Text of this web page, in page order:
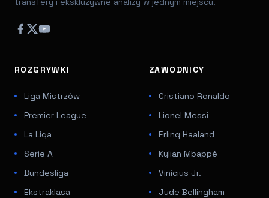
ROZGRYWKI
Liga Mistrzów
Premier League
La Liga
Serie A
Bundesliga
Ekstraklasa
ZAWODNICY
Cristiano Ronaldo
Lionel Messi
Erling Haaland
Kylian Mbappé
Vinicius Jr.
Jude Bellingham